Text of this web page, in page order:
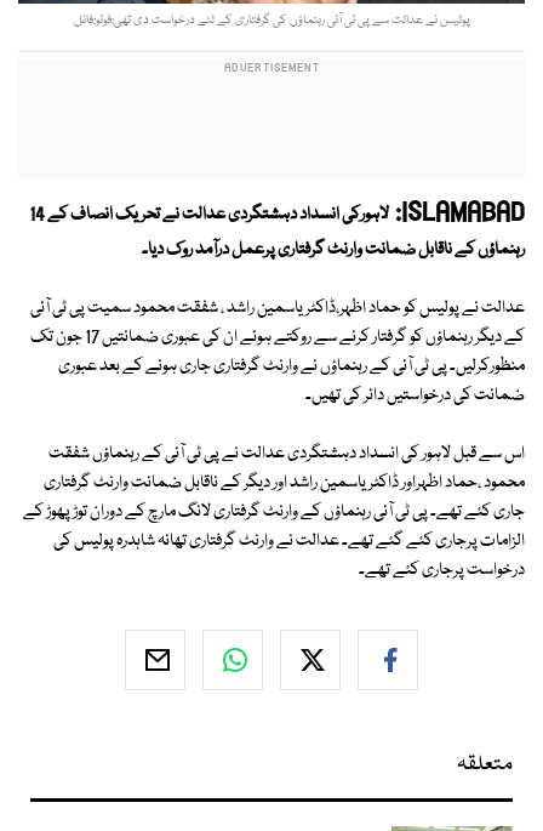
پولیس نے عدالت سے پی ٹی آئی رہنماؤں کی گرفتاری کے لئے درخواست دی تھی:فوٹو:فائل
ISLAMABAD:
لاہورکی انسداد دہشتگردی عدالت نے تحریک انصاف کے 14
رہنماؤں کے ناقابل ضمانت وارنٹ گرفتاری پرعمل درآمد روک دیا۔
عدالت نے پولیس کو حماد اظہر،ڈاکٹر یاسمین راشد ، شفقت محمود سمیت پی ٹی آئی
کے دیگر رہنماؤں کو گرفتار کرنے سے روکتے ہوئے ان کی عبوری ضمانتیں 17 جون تک
منظورکرلیں۔ پی ٹی آئی کے رہنماؤں نے وارنٹ گرفتاری جاری ہونے کے بعد عبوری
ضمانت کی درخواستیں دائر کی تھیں۔
اس سے قبل لاہور کی انسداد دہشتگردی عدالت نے پی ٹی آئی کے رہنماؤں شفقت
محمود ،حماد اظہراور ڈاکٹر یاسمین راشد اور دیگر کے ناقابل ضمانت وارنٹ گرفتاری
جاری کئے تھے۔ پی ٹی آئی رہنماؤں کے وارنٹ گرفتاری لانگ مارچ کے دوران توڑ پھوڑ کے
الزامات پرجاری کئے گئے تھے۔ عدالت نے وارنٹ گرفتاری تھانہ شاہدرہ پولیس کی
درخواست پرجاری کئے تھے۔
متعلقہ